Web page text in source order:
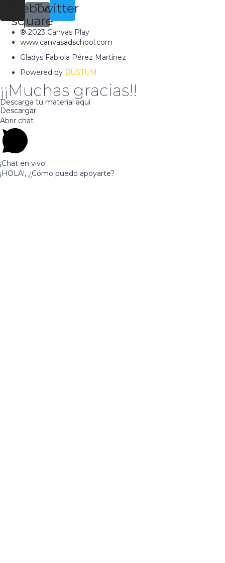
Facebook-
square
Twitter
® 2023 Canvas Play
www.canvasadschool.com
Gladys Fabiola Pérez Martínez
Powered by BUSTUM
¡¡Muchas gracias!!
Descarga tu material aquí
Descargar
Abrir chat
¡Chat en vivo!
¡HOLA!, ¿Cómo puedo apoyarte?